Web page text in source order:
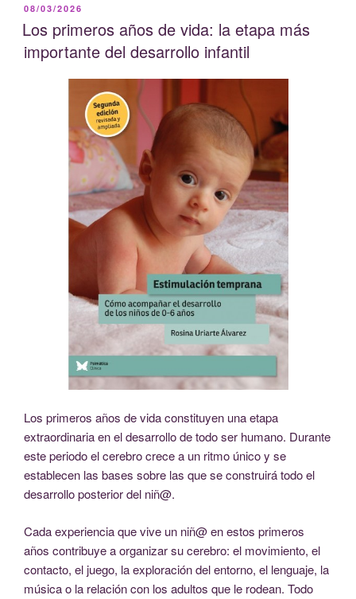
PUBLICADO
EL
08/03/2026
Los primeros años de vida: la etapa más
importante del desarrollo infantil
Los primeros años de vida constituyen una etapa
extraordinaria en el desarrollo de todo ser humano. Durante
este periodo el cerebro crece a un ritmo único y se
establecen las bases sobre las que se construirá todo el
desarrollo posterior del niñ@.
Cada experiencia que vive un niñ@ en estos primeros
años contribuye a organizar su cerebro: el movimiento, el
contacto, el juego, la exploración del entorno, el lenguaje, la
música o la relación con los adultos que le rodean. Todo